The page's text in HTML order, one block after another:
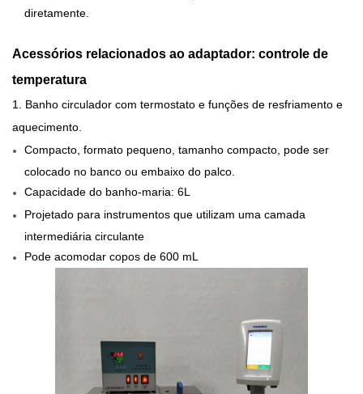
diretamente.
Acessórios relacionados ao adaptador: controle de
temperatura
1. Banho circulador com termostato e funções de resfriamento e
aquecimento.
Compacto, formato pequeno, tamanho compacto, pode ser
colocado no banco ou embaixo do palco.
Capacidade do banho-maria: 6L
Projetado para instrumentos que utilizam uma camada
intermediária circulante
Pode acomodar copos de 600 mL